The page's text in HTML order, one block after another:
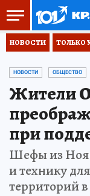
НОВОСТИ ТОЛЬКО
НОВОСТИ ОБЩЕСТВО
Жители
при
Шефы из
и технику
территорий